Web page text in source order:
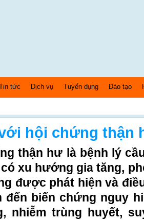
tức Dịch vụ Tuyển dụng Đào tạo
hội chứng thận
hư là bệnh lý cầu
xu hướng gia tăng,
được phát hiện và
đến biến chứng nguy
nhiễm trùng huyết,